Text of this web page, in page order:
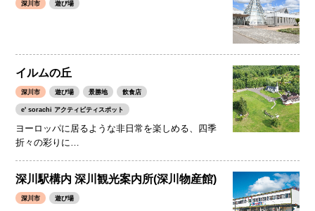
深川市 遊び場
イルムの丘
深川市 遊び場 景勝地 飲食店
e' sorachi アクティビティスポット
ヨーロッパに居るような非日常を楽しめる、四季
折々の彩りに…
深川駅構内 深川観光案内所(深川物産館)
深川市 遊び場